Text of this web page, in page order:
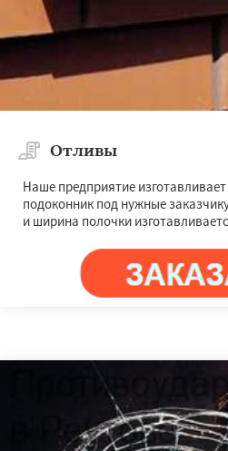
Отливы
Наше предприятие
подоконник под нужные
и ширина полочки